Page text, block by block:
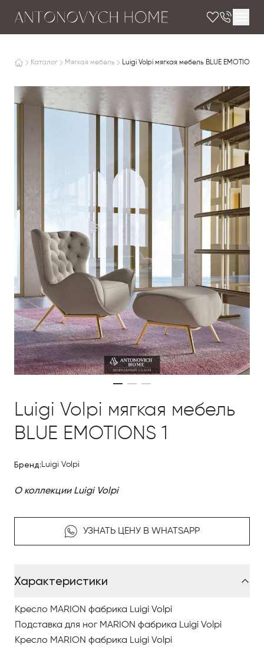
Каталог Мягкая мебель Luigi Volpi мягкая мебель BLUE EMOTIONS 1
Luigi Volpi мягкая мебель
BLUE EMOTIONS 1
Бренд: Luigi Volpi
О коллекции Luigi Volpi
УЗНАТЬ ЦЕНУ В WHATSAPP
Характеристики
Кресло MARION фабрика Luigi Volpi
Подставка для ног MARION фабрика Luigi Volpi
Кресло MARION фабрика Luigi Volpi